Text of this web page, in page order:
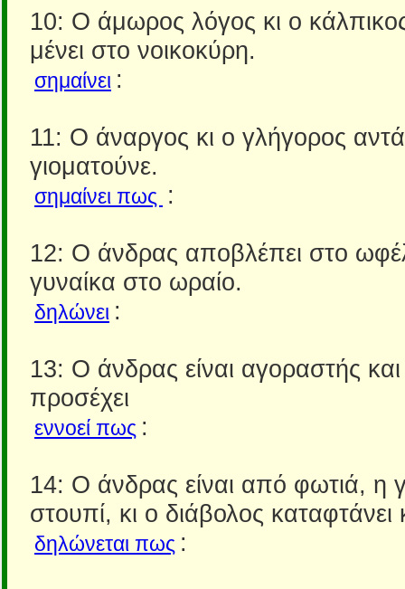
10: Ο άμωρος λόγος κι ο
μένει στο νοικοκύρη.
σημαίνει :
11: Ο άναργος κι ο γλήγορος
γιοματούνε.
σημαίνει πως :
12: Ο άνδρας αποβλέπει στο
γυναίκα στο ωραίο.
δηλώνει :
13: Ο άνδρας είναι αγοραστής
προσέχει
εννοεί πως :
14: Ο άνδρας είναι από φωτιά, η
στουπί, κι ο διάβολος καταφτάνει
δηλώνεται πως :